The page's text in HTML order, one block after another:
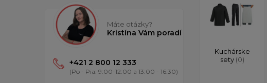
Máte otázky?
Kristína Vám poradí
+421 2 800 12 333
(Po - Pia: 9:00-12:00 a 13:00 - 16:30)
Kuchárske
sety (0)